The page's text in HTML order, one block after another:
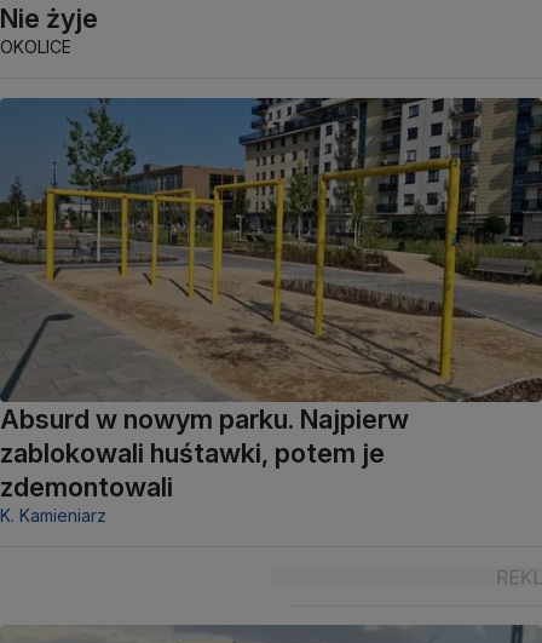
Nie żyje
OKOLICE
Absurd w nowym parku. Najpierw
zablokowali huśtawki, potem je
zdemontowali
K. Kamieniarz